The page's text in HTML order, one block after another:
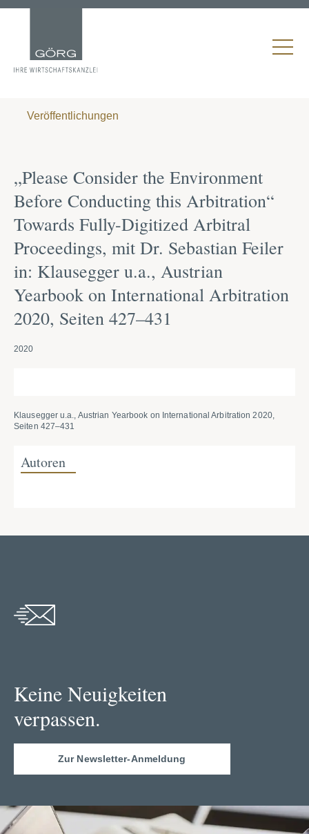
Veröffentlichungen
„Please Consider the Environment
Before Conducting this Arbitration“
Towards Fully-Digitized Arbitral
Proceedings, mit Dr. Sebastian Feiler
in: Klausegger u.a., Austrian
Yearbook on International Arbitration
2020, Seiten 427–431
2020
Klausegger u.a., Austrian Yearbook on International Arbitration 2020,
Seiten 427–431
Autoren
Keine Neuigkeiten
verpassen.
Zur Newsletter-Anmeldung